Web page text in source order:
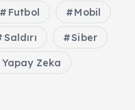
Futbol Mobil
Saldırı Siber
Yapay Zeka